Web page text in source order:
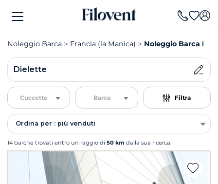
Noleggio Barca Francia (la Manica) Noleggio Barca
Dielette
Cuccette Barca Filtra
Ordina per : più venduti
14 barche trovati entro un raggio di 50 km dalla sua ricerca.